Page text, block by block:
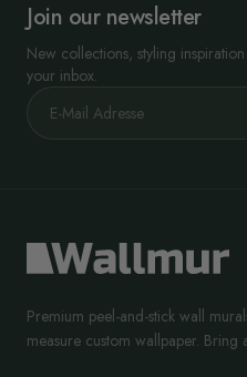
Join our newsletter
New collections, styling
your inbox.
Premium peel-and-stick wall
measure custom wallpaper. Bring